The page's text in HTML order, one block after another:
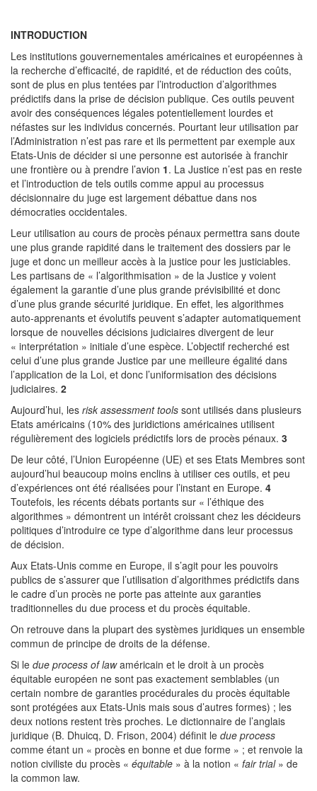
INTRODUCTION
Les institutions gouvernementales américaines et européennes à
la recherche d’efficacité, de rapidité, et de réduction des coûts,
sont de plus en plus tentées par l’introduction d’algorithmes
prédictifs dans la prise de décision publique. Ces outils peuvent
avoir des conséquences légales potentiellement lourdes et
néfastes sur les individus concernés. Pourtant leur utilisation par
l’Administration n’est pas rare et ils permettent par exemple aux
Etats-Unis de décider si une personne est autorisée à franchir
une frontière ou à prendre l’avion 1. La Justice n’est pas en reste
et l’introduction de tels outils comme appui au processus
décisionnaire du juge est largement débattue dans nos
démocraties occidentales.
Leur utilisation au cours de procès pénaux permettra sans doute
une plus grande rapidité dans le traitement des dossiers par le
juge et donc un meilleur accès à la justice pour les justiciables.
Les partisans de « l’algorithmisation » de la Justice y voient
également la garantie d’une plus grande prévisibilité et donc
d’une plus grande sécurité juridique. En effet, les algorithmes
auto-apprenants et évolutifs peuvent s’adapter automatiquement
lorsque de nouvelles décisions judiciaires divergent de leur
« interprétation » initiale d’une espèce. L’objectif recherché est
celui d’une plus grande Justice par une meilleure égalité dans
l’application de la Loi, et donc l’uniformisation des décisions
judiciaires. 2
Aujourd’hui, les risk assessment tools sont utilisés dans plusieurs
Etats américains (10% des juridictions américaines utilisent
régulièrement des logiciels prédictifs lors de procès pénaux. 3
De leur côté, l’Union Européenne (UE) et ses Etats Membres sont
aujourd’hui beaucoup moins enclins à utiliser ces outils, et peu
d’expériences ont été réalisées pour l’instant en Europe. 4
Toutefois, les récents débats portants sur « l’éthique des
algorithmes » démontrent un intérêt croissant chez les décideurs
politiques d’introduire ce type d’algorithme dans leur processus
de décision.
Aux Etats-Unis comme en Europe, il s’agit pour les pouvoirs
publics de s’assurer que l’utilisation d’algorithmes prédictifs dans
le cadre d’un procès ne porte pas atteinte aux garanties
traditionnelles du due process et du procès équitable.
On retrouve dans la plupart des systèmes juridiques un ensemble
commun de principe de droits de la défense.
Si le due process of lawaméricain et le droit à un procès
équitable européen ne sont pas exactement semblables (un
certain nombre de garanties procédurales du procès équitable
sont protégées aux Etats-Unis mais sous d’autres formes) ; les
deux notions restent très proches. Le dictionnaire de l’anglais
juridique (B. Dhuicq, D. Frison, 2004) définit le due process
comme étant un « procès en bonne et due forme » ; et renvoie la
notion civiliste du procès « équitable » à la notion « fair trial» de
la common law.